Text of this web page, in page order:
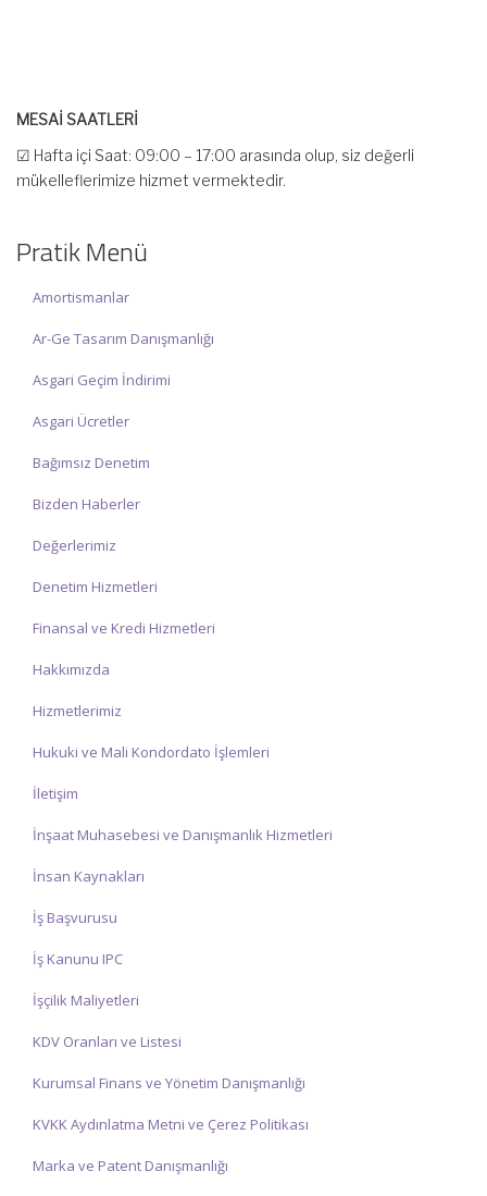
MESAİ SAATLERİ
☑ Hafta içi Saat: 09:00 – 17:00 arasında olup, siz değerli
mükelleflerimize hizmet vermektedir.
teşekkür ederiz.
Pratik Menü
Amortismanlar
Ar-Ge Tasarım Danışmanlığı
Asgari Geçim İndirimi
Asgari Ücretler
Bağımsız Denetim
Bizden Haberler
Değerlerimiz
Denetim Hizmetleri
Finansal ve Kredi Hizmetleri
Hakkımızda
Hizmetlerimiz
Hukuki ve Mali Kondordato İşlemleri
İletişim
İnşaat Muhasebesi ve Danışmanlık Hizmetleri
İnsan Kaynakları
İş Başvurusu
İş Kanunu IPC
İşçilik Maliyetleri
KDV Oranları ve Listesi
Kurumsal Finans ve Yönetim Danışmanlığı
KVKK Aydınlatma Metni ve Çerez Politikası
Marka ve Patent Danışmanlığı